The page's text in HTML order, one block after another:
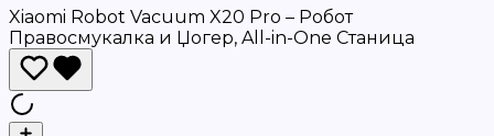
Xiaomi Robot Vacuum X20 Pro – Робот
Правосмукалка и Џогер, All-in-One Станица